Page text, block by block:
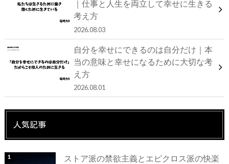
｜仕事と人生を両立して幸せに生きる
考え方
2026.08.03
自分を幸せにできるのは自分だけ｜本
当の意味と幸せになるために大切な考
え方
2026.08.01
人気記事
ストア派の禁欲主義とエピクロス派の快楽